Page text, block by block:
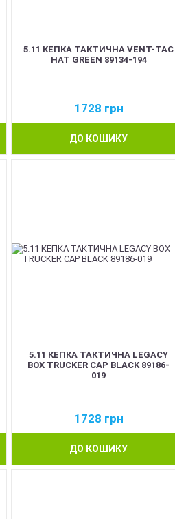
5.11 КЕПКА ТАКТИЧНА VENT-TAC
HAT GREEN 89134-194
1728 грн
ДО КОШИКУ
5.11 КЕПКА ТАКТИЧНА LEGACY
BOX TRUCKER CAP BLACK 89186-
019
1728 грн
ДО КОШИКУ